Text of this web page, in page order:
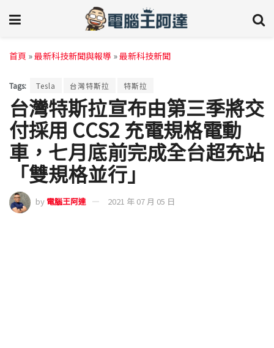
首頁 »最新科技新聞與報導 »最新科技新聞
Tags: Tesla 台灣特斯拉 特斯拉
台灣特斯拉宣布由第三季將交
付採用 CCS2 充電規格電動
車，七月底前完成全台超充站
「雙規格並行」
by 電腦王阿達 2021 年 07 月 05 日